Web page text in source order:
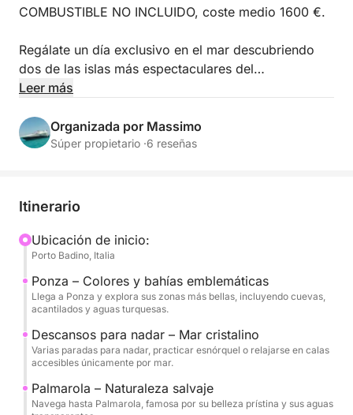
COMBUSTIBLE NO INCLUIDO, coste medio 1600 €.
Regálate un día exclusivo en el mar descubriendo
dos de las islas más espectaculares del
Mediterráneo: Ponza y Palmarola.
Saliendo de Porto Badino, embarcarás en un
elegante Conam 60 Wide Body para disfrutar de una
escarpados y calas escondidas, lejos de las
Ponza te recibirá con sus colores, cuevas y bahías
emblemáticas, mientras que Palmarola, considerada
una de las islas más bellas de Italia, te asombrará
con su naturaleza virgen y sus aguas increíblemente
transparentes.
Se han programado varias paradas a lo largo del día
para nadar, practicar snorkel o simplemente relajarte
al sol. A bordo, encontrarás todas las comodidades
Leer más
Organizada por Massimo
Súper propietario ·6 reseñas
Itinerario
Ubicación de inicio:
Porto Badino, Italia
Ponza – Colores y bahías emblemáticas
Llega a Ponza y explora sus zonas más bellas, incluyendo cuevas,
acantilados y aguas turquesas.
Descansos para nadar – Mar cristalino
Varias paradas para nadar, practicar esnórquel o relajarse en calas
accesibles únicamente por mar.
Palmarola – Naturaleza salvaje
Navega hasta Palmarola, famosa por su belleza prístina y sus aguas